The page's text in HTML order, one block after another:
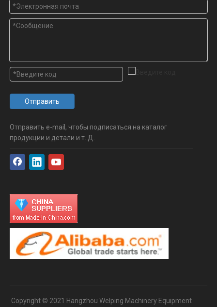
Отправить
Отправить e-mail, чтобы подписаться на каталог
продукции и детали и т. Д.
Copyright © 2021 Hangzhou Welping Machinery Equipment